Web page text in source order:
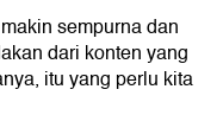
sempurna dan
dari konten yang
itu yang perlu kita